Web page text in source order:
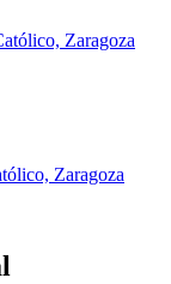
Zaragoza
Zaragoza